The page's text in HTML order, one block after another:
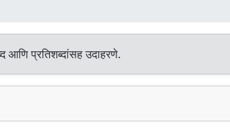
आणि प्रतिशब्दांसह उदाहरणे.